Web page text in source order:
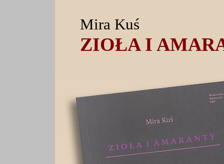
Mira Kuś
ZIOŁA I